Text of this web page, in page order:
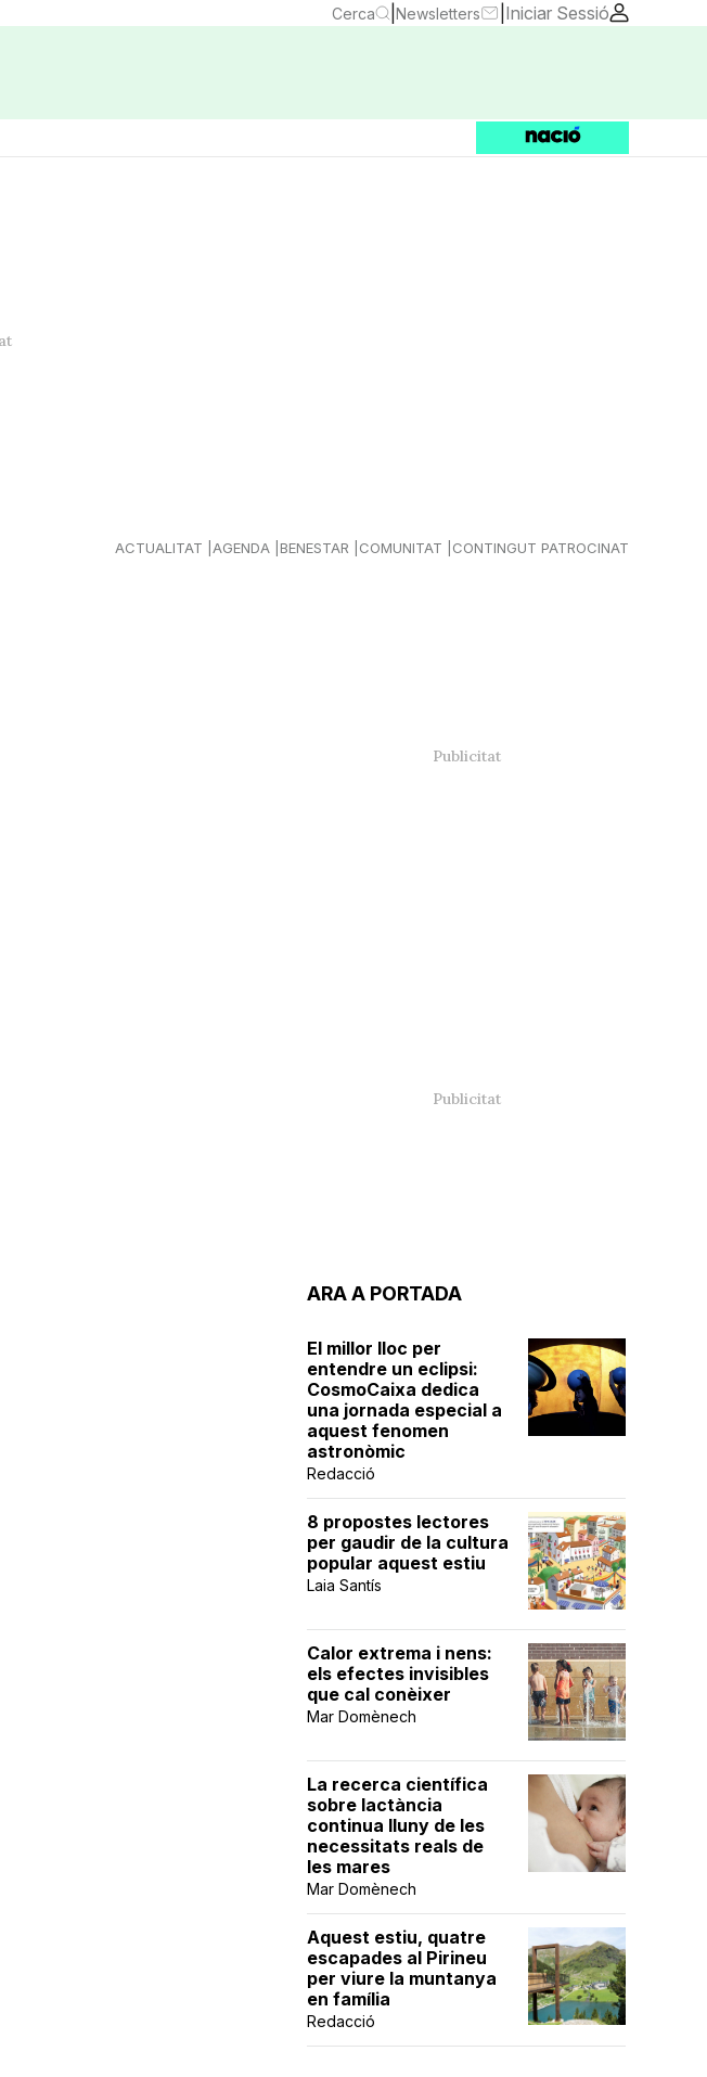
Cerca Newsletters Iniciar Sessió
ACTUALITAT AGENDA BENESTAR COMUNITAT CONTINGUT PATROCINAT
ARA A PORTADA
El millor lloc per
entendre un eclipsi:
CosmoCaixa dedica
una jornada especial a
aquest fenomen
astronòmic
Redacció
8 propostes lectores
per gaudir de la cultura
popular aquest estiu
Laia Santís
Calor extrema i nens:
els efectes invisibles
que cal conèixer
Mar Domènech
La recerca científica
sobre lactància
continua lluny de les
necessitats reals de
les mares
Mar Domènech
Aquest estiu, quatre
escapades al Pirineu
per viure la muntanya
en família
Redacció